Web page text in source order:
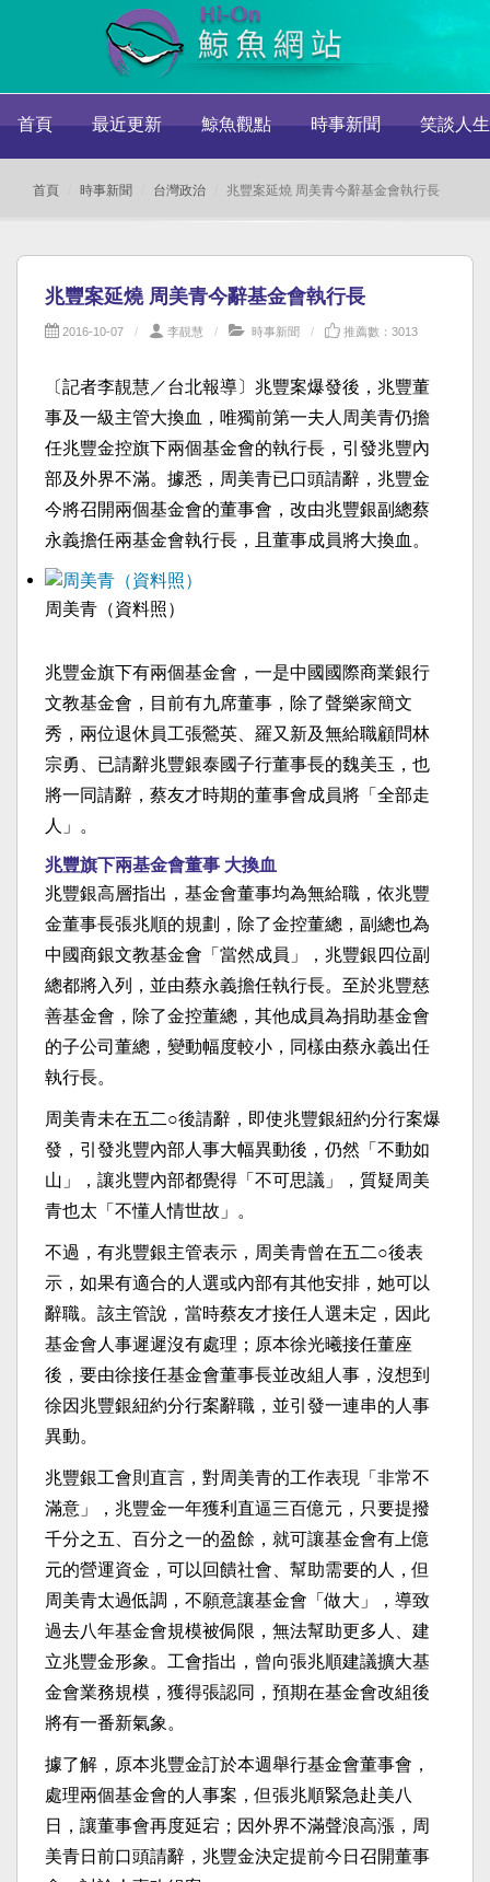
首頁 最近更新 鯨魚觀點 時事新聞 笑談人生
首頁 時事新聞 台灣政治 兆豐案延燒 周美青今辭基金會執行長
兆豐案延燒 周美青今辭基金會執行長
2016-10-07 李靚慧 時事新聞 推薦數：3013
〔記者李靚慧／台北報導〕兆豐案爆發後，兆豐董
事及一級主管大換血，唯獨前第一夫人周美青仍擔
任兆豐金控旗下兩個基金會的執行長，引發兆豐內
部及外界不滿。據悉，周美青已口頭請辭，兆豐金
今將召開兩個基金會的董事會，改由兆豐銀副總蔡
永義擔任兩基金會執行長，且董事成員將大換血。
周美青（資料照）
兆豐金旗下有兩個基金會，一是中國國際商業銀行
文教基金會，目前有九席董事，除了聲樂家簡文
秀，兩位退休員工張鶯英、羅又新及無給職顧問林
宗勇、已請辭兆豐銀泰國子行董事長的魏美玉，也
將一同請辭，蔡友才時期的董事會成員將「全部走
人」。
兆豐旗下兩基金會董事 大換血
兆豐銀高層指出，基金會董事均為無給職，依兆豐
金董事長張兆順的規劃，除了金控董總，副總也為
中國商銀文教基金會「當然成員」，兆豐銀四位副
總都將入列，並由蔡永義擔任執行長。至於兆豐慈
善基金會，除了金控董總，其他成員為捐助基金會
的子公司董總，變動幅度較小，同樣由蔡永義出任
執行長。
周美青未在五二○後請辭，即使兆豐銀紐約分行案爆
發，引發兆豐內部人事大幅異動後，仍然「不動如
山」，讓兆豐內部都覺得「不可思議」，質疑周美
青也太「不懂人情世故」。
不過，有兆豐銀主管表示，周美青曾在五二○後表
示，如果有適合的人選或內部有其他安排，她可以
辭職。該主管說，當時蔡友才接任人選未定，因此
基金會人事遲遲沒有處理；原本徐光曦接任董座
後，要由徐接任基金會董事長並改組人事，沒想到
徐因兆豐銀紐約分行案辭職，並引發一連串的人事
異動。
兆豐銀工會則直言，對周美青的工作表現「非常不
滿意」，兆豐金一年獲利直逼三百億元，只要提撥
千分之五、百分之一的盈餘，就可讓基金會有上億
元的營運資金，可以回饋社會、幫助需要的人，但
周美青太過低調，不願意讓基金會「做大」，導致
過去八年基金會規模被侷限，無法幫助更多人、建
立兆豐金形象。工會指出，曾向張兆順建議擴大基
金會業務規模，獲得張認同，預期在基金會改組後
將有一番新氣象。
據了解，原本兆豐金訂於本週舉行基金會董事會，
處理兩個基金會的人事案，但張兆順緊急赴美八
日，讓董事會再度延宕；因外界不滿聲浪高漲，周
美青日前口頭請辭，兆豐金決定提前今日召開董事